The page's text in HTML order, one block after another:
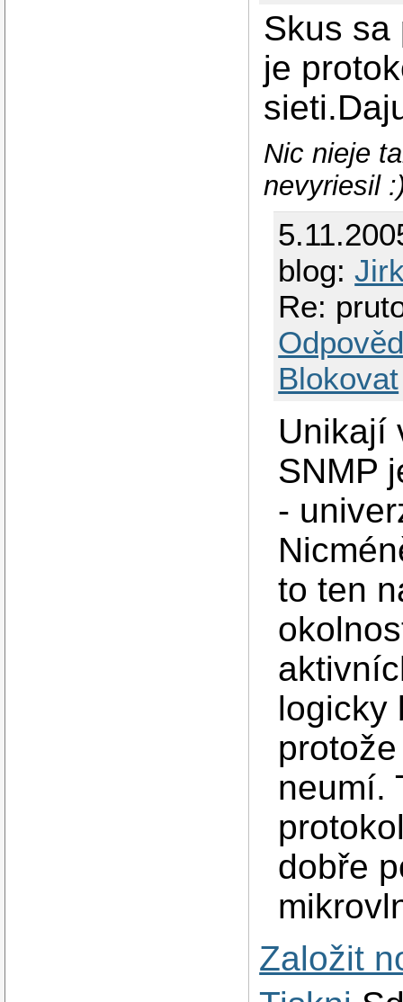
Skus sa
je
Nic nieje
nevyriesil
blog:
Re:
Blokovat
Unikají
SNMP
-
to ten
logicky
neumí.
dobře
Založit